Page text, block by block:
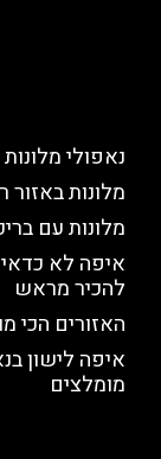
נאפולי
מלונות באזור
מלונות עם
איפה לא
להכיר מראש
האזורים הכי
איפה לישון
מומלצים